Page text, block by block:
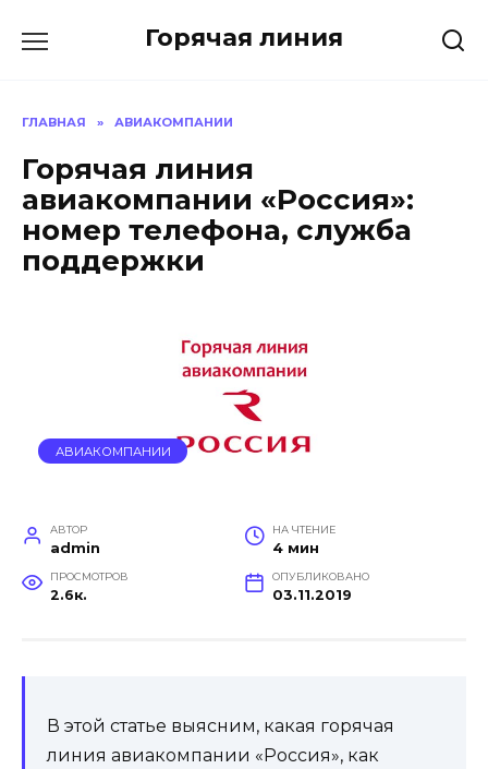
Горячая линия
ГЛАВНАЯ » АВИАКОМПАНИИ
Горячая линия
авиакомпании «Россия»:
номер телефона, служба
поддержки
АВИАКОМПАНИИ
АВТОР
admin
НА ЧТЕНИЕ
4 мин
ПРОСМОТРОВ
2.6к.
ОПУБЛИКОВАНО
03.11.2019
В этой статье выясним, какая горячая
линия авиакомпании «Россия», как